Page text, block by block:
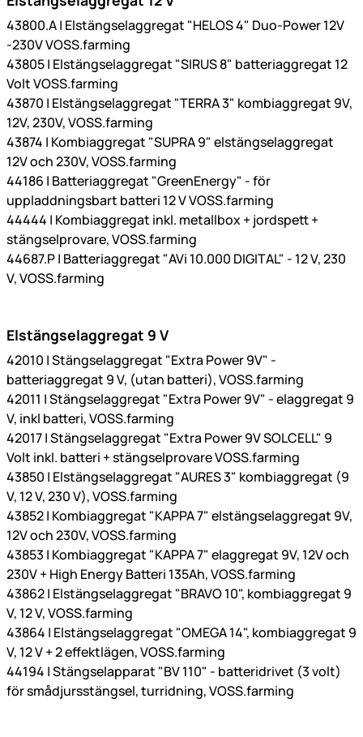
43800.A | Elstängselaggregat "HELOS 4" Duo-Power 12V
-230V VOSS.farming
43805 | Elstängselaggregat "SIRUS 8" batteriaggregat 12
Volt VOSS.farming
43870 | Elstängselaggregat "TERRA 3" kombiaggregat 9V,
12V, 230V, VOSS.farming
43874 | Kombiaggregat "SUPRA 9" elstängselaggregat
12V och 230V, VOSS.farming
44186 | Batteriaggregat "GreenEnergy" - för
uppladdningsbart batteri 12 V VOSS.farming
44444 | Kombiaggregat inkl. metallbox + jordspett +
stängselprovare, VOSS.farming
44687.P | Batteriaggregat "AVi 10.000 DIGITAL" - 12 V, 230
V, VOSS.farming
Elstängselaggregat 9 V
42010 | Stängselaggregat "Extra Power 9V" -
batteriaggregat 9 V, (utan batteri), VOSS.farming
42011 | Stängselaggregat "Extra Power 9V" - elaggregat 9
V, inkl batteri, VOSS.farming
42017 | Stängselaggregat "Extra Power 9V SOLCELL" 9
Volt inkl. batteri + stängselprovare VOSS.farming
43850 | Elstängselaggregat "AURES 3" kombiaggregat (9
V, 12 V, 230 V), VOSS.farming
43852 | Kombiaggregat "KAPPA 7" elstängselaggregat 9V,
12V och 230V, VOSS.farming
43853 | Kombiaggregat "KAPPA 7" elaggregat 9V, 12V och
230V + High Energy Batteri 135Ah, VOSS.farming
43862 | Elstängselaggregat "BRAVO 10", kombiaggregat 9
V, 12 V, VOSS.farming
43864 | Elstängselaggregat "OMEGA 14", kombiaggregat 9
V, 12 V + 2 effektlägen, VOSS.farming
44194 | Stängselapparat "BV 110" - batteridrivet (3 volt)
för smådjursstängsel, turridning, VOSS.farming